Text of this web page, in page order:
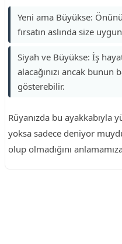
Yeni ama Büyükse:
fırsatın aslında size
Siyah ve Büyükse: İş
alacağınızı ancak bunun
gösterebilir.
Rüyanızda bu ayakkabıyla
yoksa sadece deniyor
olup olmadığını